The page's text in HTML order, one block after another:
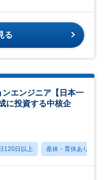
る
エンジニア【日本一
に投資する中核企
120日以上 産休・育休あり